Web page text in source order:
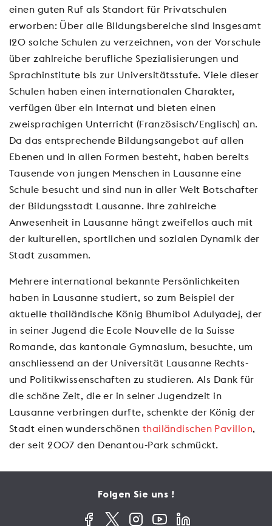
einen guten Ruf als Standort für Privatschulen
erworben: Über alle Bildungsbereiche sind insgesamt
120 solche Schulen zu verzeichnen, von der Vorschule
über zahlreiche berufliche Spezialisierungen und
Sprachinstitute bis zur Universitätsstufe. Viele dieser
Schulen haben einen internationalen Charakter,
verfügen über ein Internat und bieten einen
zweisprachigen Unterricht (Französisch/Englisch) an.
Da das entsprechende Bildungsangebot auf allen
Ebenen und in allen Formen besteht, haben bereits
Tausende von jungen Menschen in Lausanne eine
Schule besucht und sind nun in aller Welt Botschafter
der Bildungsstadt Lausanne. Ihre zahlreiche
Anwesenheit in Lausanne hängt zweifellos auch mit
der kulturellen, sportlichen und sozialen Dynamik der
Stadt zusammen.
Mehrere international bekannte Persönlichkeiten
haben in Lausanne studiert, so zum Beispiel der
aktuelle thailändische König Bhumibol Adulyadej, der
in seiner Jugend die Ecole Nouvelle de la Suisse
Romande, das kantonale Gymnasium, besuchte, um
anschliessend an der Universität Lausanne Rechts-
und Politikwissenschaften zu studieren. Als Dank für
die schöne Zeit, die er in seiner Jugendzeit in
Lausanne verbringen durfte, schenkte der König der
Stadt einen wunderschönen thailändischen Pavillon,
der seit 2007 den Denantou-Park schmückt.
Folgen Sie uns !